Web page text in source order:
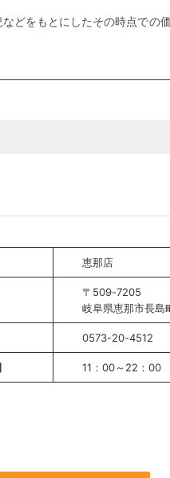
どをもとにしたその時点での
恵那店
〒509-7205
岐阜県恵那市長島
0573-20-4512
11：00～22：00